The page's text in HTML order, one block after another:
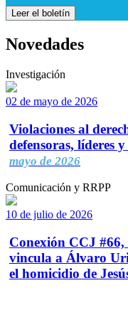
Leer el boletín
Novedades
Investigación
02 de mayo de 2026
Violaciones al
defensoras, líderes y
mayo de 2026
Comunicación y RRPP
10 de julio de 2026
Conexión CCJ
vincula a Álvaro
el homicidio de